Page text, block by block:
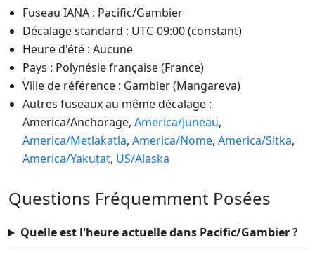
Fuseau IANA : Pacific/Gambier
Décalage standard : UTC-09:00 (constant)
Heure d'été : Aucune
Pays : Polynésie française (France)
Ville de référence : Gambier (Mangareva)
Autres fuseaux au même décalage :
America/Anchorage, America/Juneau,
America/Metlakatla, America/Nome, America/Sitka,
America/Yakutat, US/Alaska
Questions Fréquemment Posées
Quelle est l'heure actuelle dans Pacific/Gambier ?